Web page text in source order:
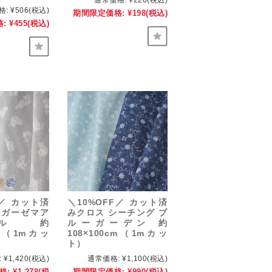
: ¥506(税込)
: ¥455(税込)
期間限定価格: ¥198(税込)
カット済
ーゼマア
約
1mカッ
¥1,420(税込)
＼10%OFF／ カット済
みクロス シーチング ブ
ルーガーデン 約
108×100cm（1mカッ
ト）
通常価格: ¥1,100(税込)